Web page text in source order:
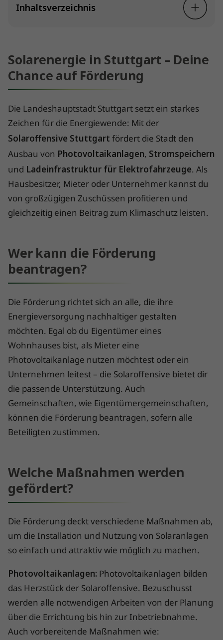
Inhaltsverzeichnis
Solarenergie in Stuttgart – Deine
Chance auf Förderung
Die Landeshauptstadt Stuttgart setzt ein starkes
Zeichen für die Energiewende: Mit der
Solaroffensive Stuttgart fördert die Stadt den
Ausbau von Photovoltaikanlagen, Stromspeichern
und Ladeinfrastruktur für Elektrofahrzeuge. Als
Hausbesitzer, Mieter oder Unternehmer kannst du
von großzügigen Zuschüssen profitieren und
gleichzeitig einen Beitrag zum Klimaschutz leisten.
Wer kann die Förderung
beantragen?
Die Förderung richtet sich an alle, die ihre
Energieversorgung nachhaltiger gestalten
möchten. Egal ob du Eigentümer eines
Wohnhauses bist, als Mieter eine
Photovoltaikanlage nutzen möchtest oder ein
Unternehmen leitest – die Solaroffensive bietet dir
die passende Unterstützung. Auch
Gemeinschaften, wie Eigentümergemeinschaften,
können die Förderung beantragen, sofern alle
Beteiligten zustimmen.
Welche Maßnahmen werden
gefördert?
Die Förderung deckt verschiedene Maßnahmen ab,
um die Installation und Nutzung von Solaranlagen
so einfach und attraktiv wie möglich zu machen.
Photovoltaikanlagen: Photovoltaikanlagen bilden
das Herzstück der Solaroffensive. Bezuschusst
werden alle notwendigen Arbeiten von der Planung
über die Errichtung bis hin zur Inbetriebnahme.
Auch vorbereitende Maßnahmen wie: